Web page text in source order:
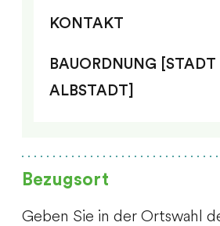
KONTAKT
BAUORDNUNG [STADT
ALBSTADT]
Bezugsort
Geben Sie in der Ortswahl